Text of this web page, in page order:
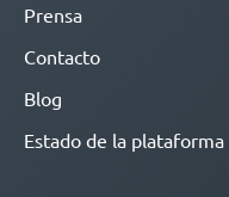
Prensa
Contacto
Blog
Estado de la plataforma